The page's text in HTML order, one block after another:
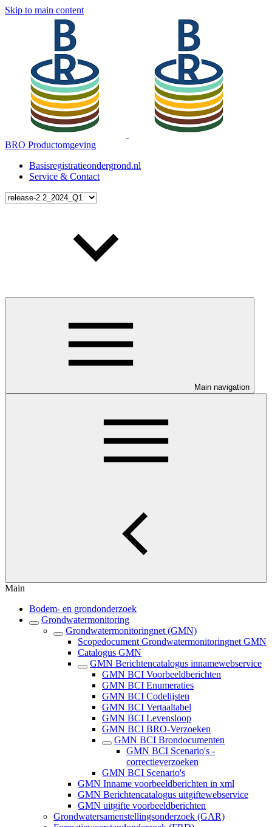
Skip to main content
BRO Productomgeving
Basisregistratieondergrond.nl
Service & Contact
Main navigation
Main
Bodem- en grondonderzoek
Grondwatermonitoring
Grondwatermonitoringnet (GMN)
Scopedocument Grondwatermonitoringnet GMN
Catalogus GMN
GMN Berichtencatalogus innamewebservice
GMN BCI Voorbeeldberichten
GMN BCI Enumeraties
GMN BCI Codelijsten
GMN BCI Vertaaltabel
GMN BCI Levensloop
GMN BCI BRO-Verzoeken
GMN BCI Brondocumenten
GMN BCI Scenario's -
correctieverzoeken
GMN BCI Scenario's
GMN Inname voorbeeldberichten in xml
GMN Berichtencatalogus uitgiftewebservice
GMN uitgifte voorbeeldberichten
Grondwatersamenstellingsonderzoek (GAR)